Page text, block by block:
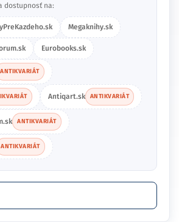
dostupnosť na:
Megaknihy.sk
Eurobooks.sk
ANTIKVARIÁT
Antiqart.sk ANTIKVARIÁT
ANTIKVARIÁT
ANTIKVARIÁT